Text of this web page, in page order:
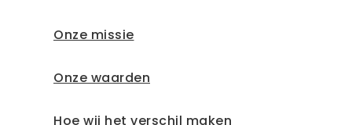
Onze missie
Onze waarden
Hoe wij het verschil maken